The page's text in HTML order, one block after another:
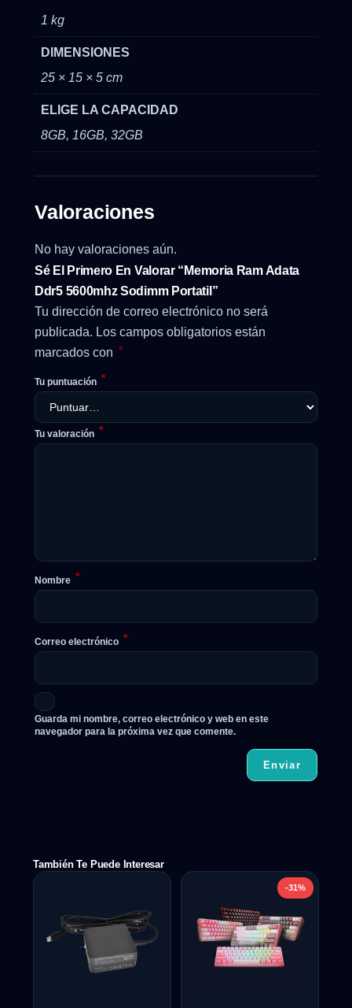
1 kg
DIMENSIONES
25 × 15 × 5 cm
ELIGE LA CAPACIDAD
8GB, 16GB, 32GB
Valoraciones
No hay valoraciones aún.
Sé El Primero En Valorar “Memoria Ram Adata
Ddr5 5600mhz Sodimm Portatil”
Tu dirección de correo electrónico no será
publicada. Los campos obligatorios están
marcados con *
Tu puntuación *
Tu valoración *
Nombre *
Correo electrónico *
Guarda mi nombre, correo electrónico y web en este
navegador para la próxima vez que comente.
También Te Puede Interesar
-31%